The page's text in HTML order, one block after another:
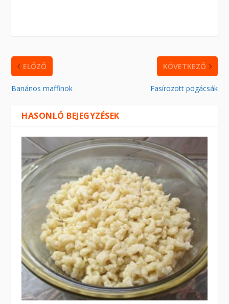
ELŐZŐ
Banános maffinok
KÖVETKEZŐ
Fasírozott pogácsák
HASONLÓ BEJEGYZÉSEK